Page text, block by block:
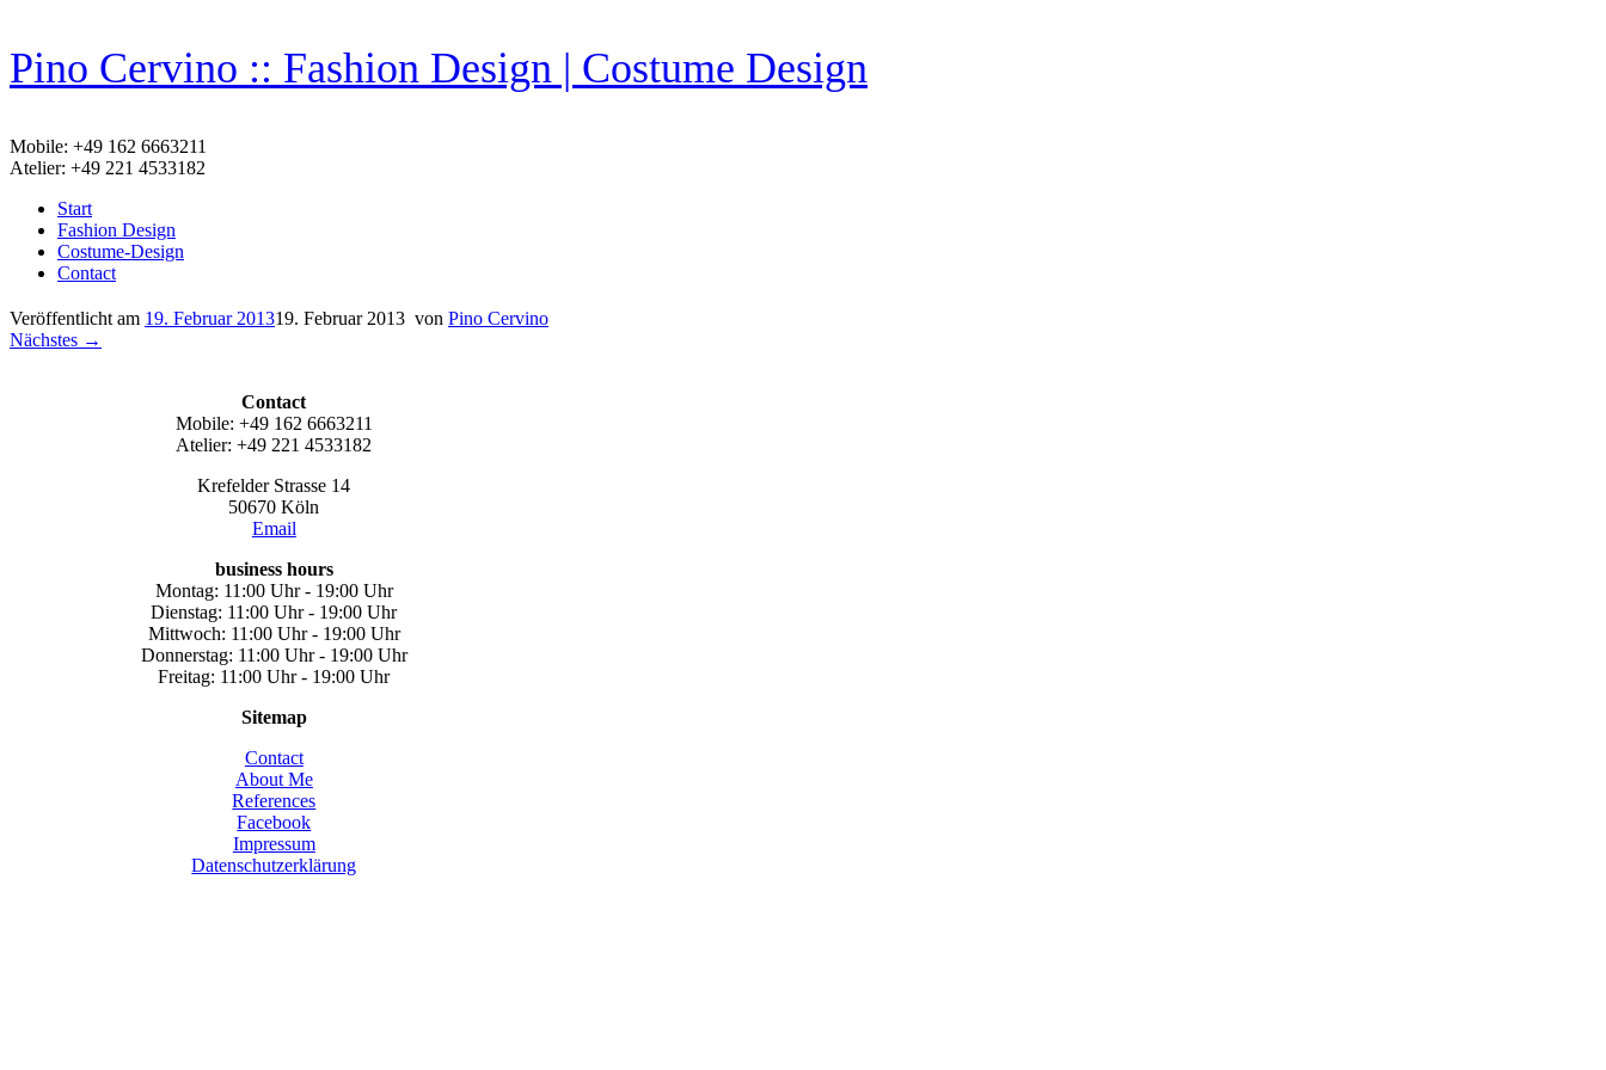
Zum
Inhalt
springen
Pino Cervino :: Fashion Design | Costume Design
Mobile: +49 162 6663211
Atelier: +49 221 4533182
Start
Fashion Design
Costume-Design
Contact
Veröffentlicht am 19. Februar 201319. Februar 2013 von Pino Cervino
Nächstes →
Contact
Mobile: +49 162 6663211
Atelier: +49 221 4533182
Krefelder Strasse 14
50670 Köln
Email
business hours
Montag: 11:00 Uhr - 19:00 Uhr
Dienstag: 11:00 Uhr - 19:00 Uhr
Mittwoch: 11:00 Uhr - 19:00 Uhr
Donnerstag: 11:00 Uhr - 19:00 Uhr
Freitag: 11:00 Uhr - 19:00 Uhr
Sitemap
Contact
About Me
References
Facebook
Impressum
Datenschutzerklärung